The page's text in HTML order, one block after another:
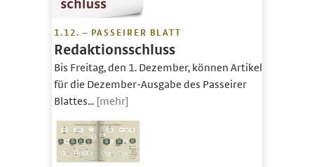
1.12. – PASSEIRER BLATT
Redaktionsschluss
Bis Freitag, den 1. Dezember, können Artikel
für die Dezember-Ausgabe des Passeirer
Blattes... [mehr]